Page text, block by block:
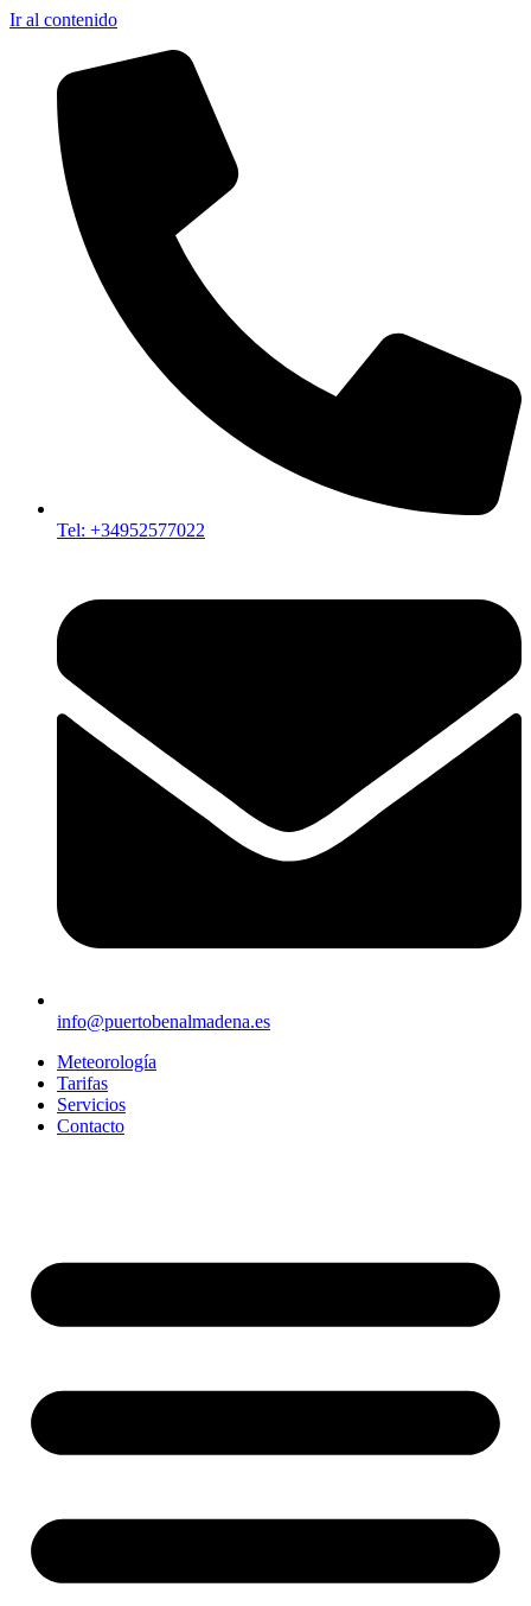
Ir al contenido
Tel: +34952577022
info@puertobenalmadena.es
Meteorología
Tarifas
Servicios
Contacto